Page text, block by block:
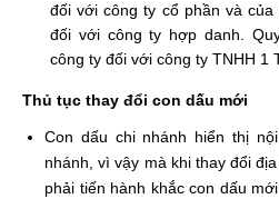
đối với công ty cổ phần và
đối với công ty hợp danh.
công ty đối với công ty TNHH 1
Thủ tục thay đổi con dấu mới
Con dấu chi nhánh hiển thị
nhánh, vì vậy mà khi thay đổi
phải tiến hành khắc con dấu